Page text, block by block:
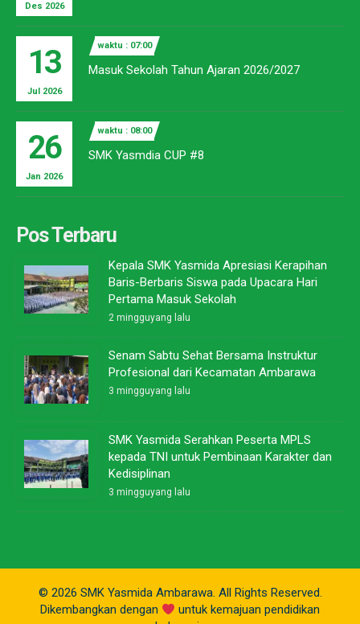
Des 2026
13
Jul 2026
waktu : 07:00
Masuk Sekolah Tahun Ajaran 2026/2027
26
Jan 2026
waktu : 08:00
SMK Yasmdia CUP #8
Pos Terbaru
Kepala SMK Yasmida Apresiasi Kerapihan
Baris-Berbaris Siswa pada Upacara Hari
Pertama Masuk Sekolah
2 mingguyang lalu
Senam Sabtu Sehat Bersama Instruktur
Profesional dari Kecamatan Ambarawa
3 mingguyang lalu
SMK Yasmida Serahkan Peserta MPLS
kepada TNI untuk Pembinaan Karakter dan
Kedisiplinan
3 mingguyang lalu
© 2026 SMK Yasmida Ambarawa. All Rights Reserved.
Dikembangkan dengan
untuk kemajuan pendidikan